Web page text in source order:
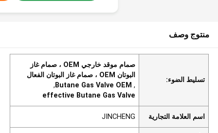
منتوج وصف
تسليط الضوء:
صمام موقد خارجي OEM ، صمام غاز
البوتان OEM ، صمام غاز البوتان الفعال
,
Butane Gas Valve OEM
,
effective Butane Gas Valve
اسم العلامة التجارية JINCHENG